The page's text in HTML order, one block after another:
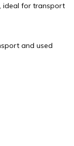
ideal for transport
and used